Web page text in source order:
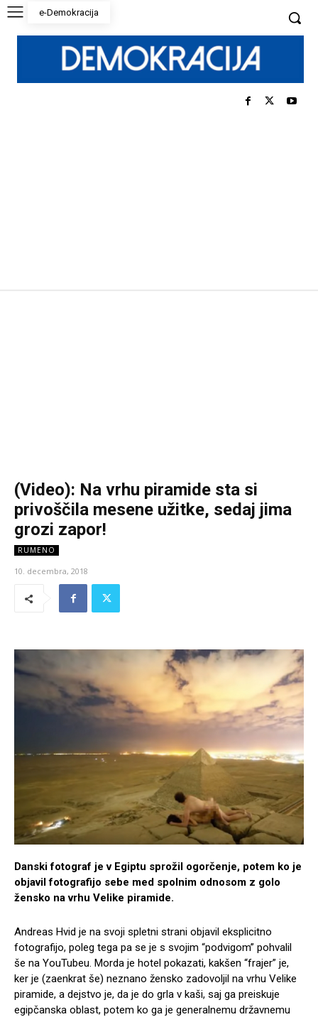
e-Demokracija
(Video): Na vrhu piramide sta si
privoščila mesene užitke, sedaj jima
grozi zapor!
RUMENO
10. decembra, 2018
Danski fotograf je v Egiptu sprožil ogorčenje, potem ko je
objavil fotografijo sebe med spolnim odnosom z golo
žensko na vrhu Velike piramide.
Andreas Hvid je na svoji spletni strani objavil eksplicitno
fotografijo, poleg tega pa se je s svojim “podvigom” pohvalil
še na YouTubeu. Morda je hotel pokazati, kakšen “frajer” je,
ker je (zaenkrat še) neznano žensko zadovoljil na vrhu Velike
piramide, a dejstvo je, da je do grla v kaši, saj ga preiskuje
egipčanska oblast, potem ko ga je generalnemu državnemu